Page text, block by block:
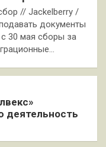
// Jackelberry /
документы
30 мая сборы за
деятельность